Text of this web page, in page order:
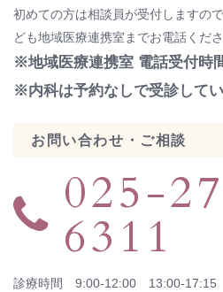
初めての方は相談員が受付しますの
ども地域医療連携室までお電話くださ
※地域医療連携室 電話受付時
※内科は予約なしで受診してい
お問い合わせ・ご相談
025-
6311
診療時間 9:00-12:00 13:00-17:15